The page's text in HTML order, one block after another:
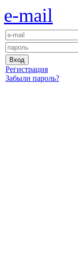
e-mail
Регистрация
Забыли пароль?